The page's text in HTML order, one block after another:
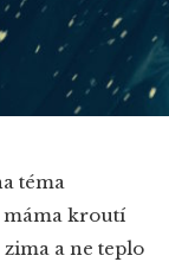
téma
máma kroutí
a ne teplo